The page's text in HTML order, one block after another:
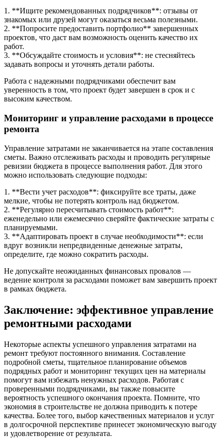
1. **Ищите рекомендованных подрядчиков**: отзывы от
знакомых или друзей могут оказаться весьма полезными.
2. **Попросите предоставить портфолио** завершенных
проектов, что даст вам возможность оценить качество их
работ.
3. **Обсуждайте стоимость и условия**: не стесняйтесь
задавать вопросы и уточнять детали работы.
Работа с надежными подрядчиками обеспечит вам
уверенность в том, что проект будет завершен в срок и с
высоким качеством.
Мониторинг и управление расходами в процессе
ремонта
Управление затратами не заканчивается на этапе составления
сметы. Важно отслеживать расходы и проводить регулярные
ревизии бюджета в процессе выполнения работ. Для этого
можно использовать следующие подходы:
1. **Вести учет расходов**: фиксируйте все траты, даже
мелкие, чтобы не потерять контроль над бюджетом.
2. **Регулярно пересчитывать стоимость работ**:
еженедельно или ежемесячно сверяйте фактические затраты с
планируемыми.
3. **Адаптировать проект в случае необходимости**: если
вдруг возникли непредвиденные денежные затраты,
определите, где можно сократить расходы.
Не допускайте неожиданных финансовых провалов —
ведение контроля за расходами поможет вам завершить проект
в рамках бюджета.
Заключение: эффективное управление
ремонтными расходами
Некоторые аспекты успешного управления затратами на
ремонт требуют постоянного внимания. Составление
подробной сметы, тщательное планирование объемов
подрядных работ и мониторинг текущих цен на материалы
помогут вам избежать ненужных расходов. Работая с
проверенными подрядчиками, вы также повысите
вероятность успешного окончания проекта. Помните, что
экономия в строительстве не должна приводить к потере
качества. Более того, выбор качественных материалов и услуг
в долгосрочной перспективе принесет экономическую выгоду
и удовлетворение от результата.